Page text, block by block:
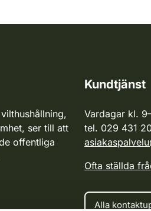
ser till att
offentliga
Kundtjänst
Vardagar kl.
tel. 029 431
Ofta ställda
Alla